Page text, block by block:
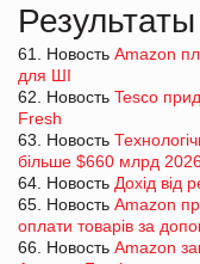
61. Новость Amazon
для ШІ
62. Новость Tesco
Fresh
63. Новость
більше $660 млрд
64. Новость Дохід від
65. Новость Amazon
оплати товарів за
66. Новость Amazon